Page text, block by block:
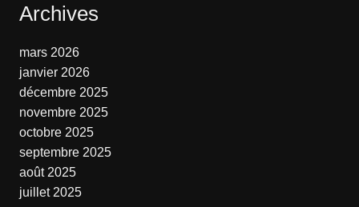
Archives
mars 2026
janvier 2026
décembre 2025
novembre 2025
octobre 2025
septembre 2025
août 2025
juillet 2025